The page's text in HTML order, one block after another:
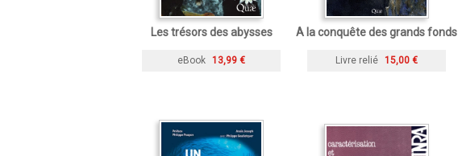
Les trésors des abysses
eBook 13,99 €
A la conquête des grands fonds
Livre relié 15,00 €